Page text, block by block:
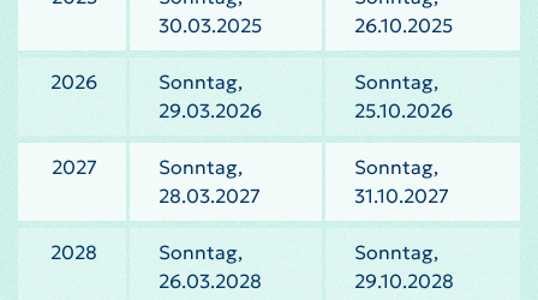
30.03.2025
26.10.2025
2026
Sonntag,
29.03.2026
Sonntag,
25.10.2026
2027
Sonntag,
28.03.2027
Sonntag,
31.10.2027
2028
Sonntag,
26.03.2028
Sonntag,
29.10.2028